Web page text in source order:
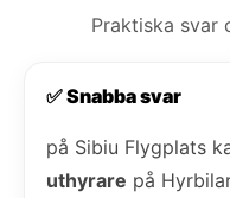
Praktiska svar
✅ Snabba svar
på Sibiu Flygplats
uthyrare på